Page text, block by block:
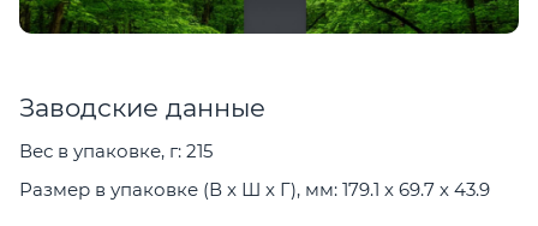
Заводские данные
Вес в упаковке, г: 215
Размер в упаковке (В x Ш x Г), мм: 179.1 х 69.7 х 43.9